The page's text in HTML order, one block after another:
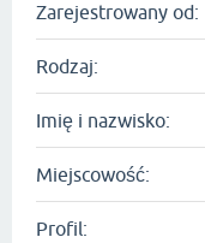
Zarejestrowany od:
Rodzaj:
Imię i nazwisko:
Miejscowość:
Profil: